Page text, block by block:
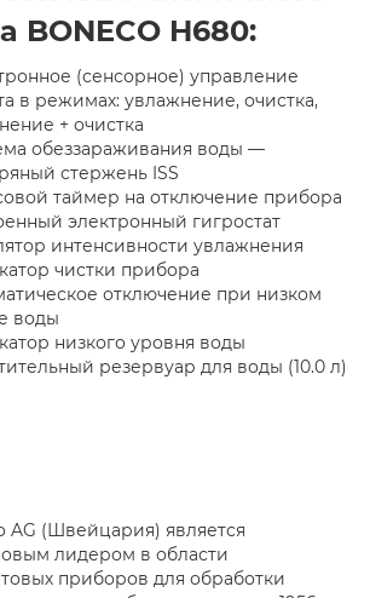
BONECO H680:
(сенсорное) управление
в режимах: увлажнение, очистка,
+ очистка
обеззараживания воды —
стержень ISS
таймер на отключение прибора
электронный гигростат
интенсивности увлажнения
чистки прибора
отключение при низком
воды
низкого уровня воды
резервуар для воды (10.0 л)
AG (Швейцария) является
лидером в области
приборов для обработки